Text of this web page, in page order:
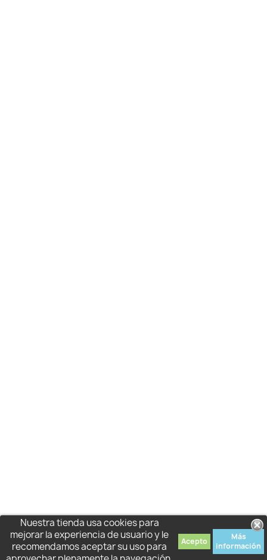
Nuestra tienda usa cookies para
mejorar la experiencia de usuario y le
recomendamos aceptar su uso para
Acepto
Más
información